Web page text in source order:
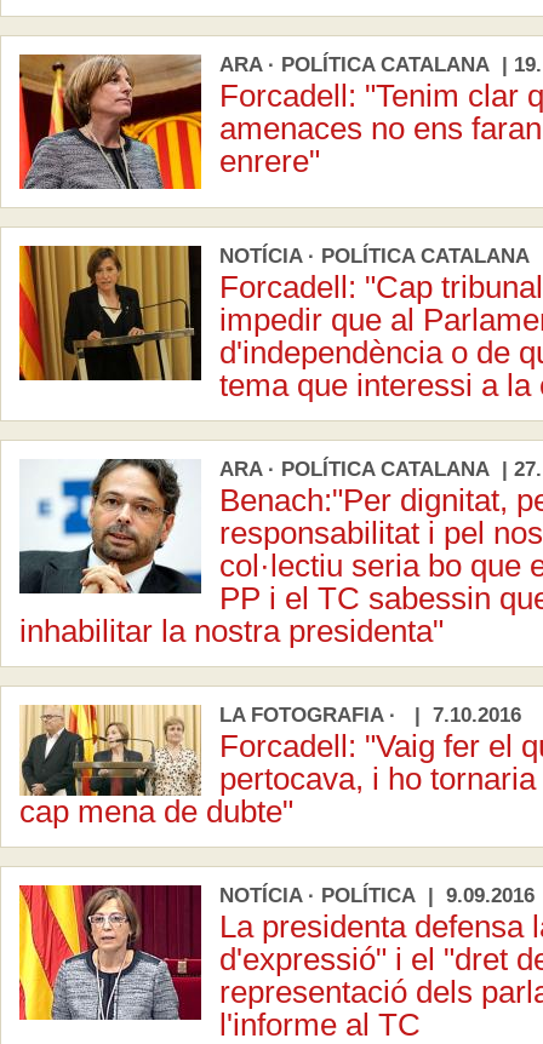
ARA · POLÍTICA CATALANA |
Forcadell: "Tenim clar
amenaces no ens
enrere"
NOTÍCIA · POLÍTICA CATALANA
Forcadell: "Cap
impedir que al
d'independència o de
tema que interessi a la
ARA · POLÍTICA CATALANA |
Benach:"Per dignitat,
responsabilitat i pel
col·lectiu seria bo que
PP i el TC sabessin
inhabilitar la nostra presidenta"
LA FOTOGRAFIA · | 7.10.2016
Forcadell: "Vaig fer el
pertocava, i ho
cap mena de dubte"
NOTÍCIA · POLÍTICA | 9.09.2016
La presidenta defensa
d'expressió" i el "dret
representació dels
l'informe al TC